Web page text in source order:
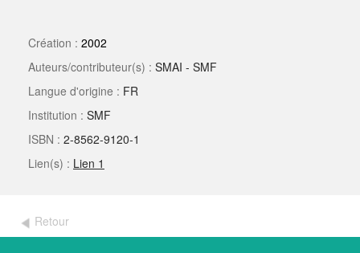
Création : 2002
Auteurs/contributeur(s) : SMAI - SMF
Langue d'origine : FR
Institution : SMF
ISBN : 2-8562-9120-1
Lien(s) : Lien 1
Retour